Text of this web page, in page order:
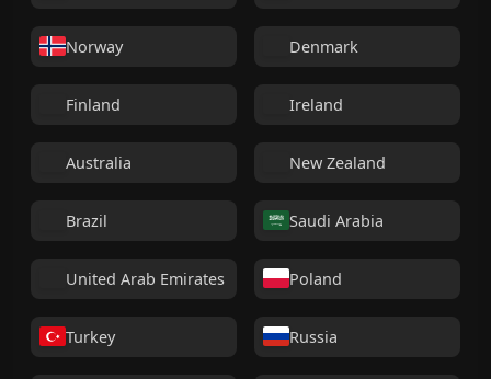
Norway Denmark
Finland Ireland
Australia New Zealand
Brazil Saudi Arabia
United Arab Emirates Poland
Turkey Russia